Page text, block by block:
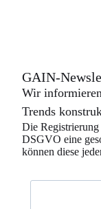
GAIN-
Wir
Trends
Die
DSGVO eine
können diese